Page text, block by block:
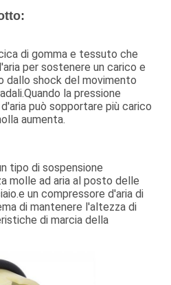
di gomma e tessuto che
per sostenere un carico e
dallo shock del movimento
la pressione
può sopportare più carico
aumenta.
tipo di sospensione
molle ad aria al posto delle
un compressore d'aria di
di mantenere l'altezza di
di marcia della